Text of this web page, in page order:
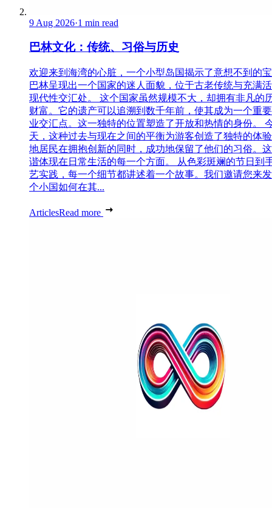
9 Aug 2026·1 min read
巴林文化：传统、习俗与历史
欢迎来到海湾的心脏，一个小型岛国揭示了意想不到的
巴林呈现出一个国家的迷人面貌，位于古老传统与充满
现代性交汇处。 这个国家虽然规模不大，却拥有非凡的
财富。它的遗产可以追溯到数千年前，使其成为一个重
业交汇点。这一独特的位置塑造了开放和热情的身份。
天，这种过去与现在之间的平衡为游客创造了独特的体
地居民在拥抱创新的同时，成功地保留了他们的习俗。
谐体现在日常生活的每一个方面。 从色彩斑斓的节日到
艺实践，每一个细节都讲述着一个故事。我们邀请您来
个小国如何在其...
ArticlesRead more